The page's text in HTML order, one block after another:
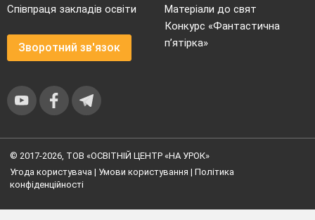
Співпраця закладів освіти
Зворотний зв'язок
Матеріали до свят
Конкурс «Фантастична
п’ятірка»
© 2017-2026, ТОВ «ОСВІТНІЙ ЦЕНТР «НА УРОК»
Угода користувача | Умови користування | Політика
конфіденційності